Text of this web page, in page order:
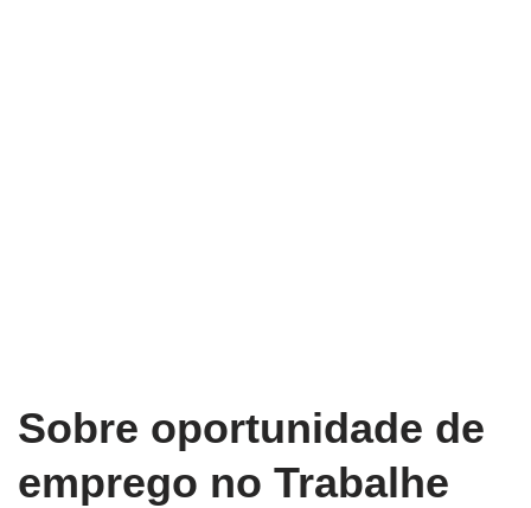
Sobre oportunidade de
emprego no Trabalhe